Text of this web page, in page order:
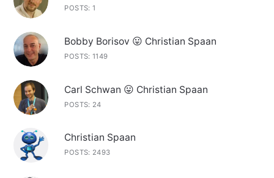
POSTS: 1
Bobby Borisov 😛 Christian Spaan
POSTS: 1149
Carl Schwan 😛 Christian Spaan
POSTS: 24
Christian Spaan
POSTS: 2493